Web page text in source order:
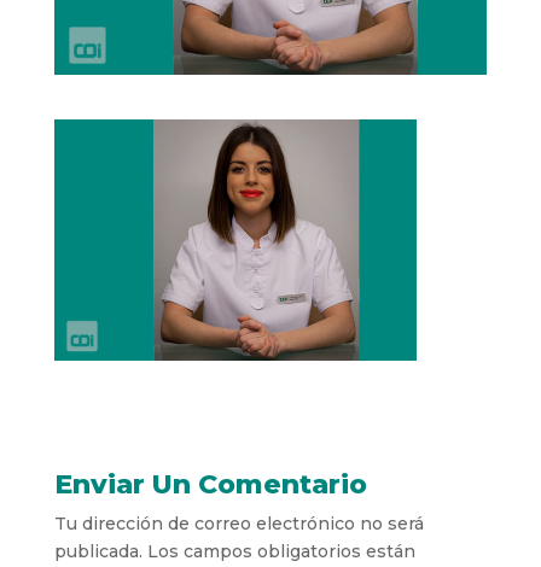
Enviar Un Comentario
Tu dirección de correo electrónico no será
publicada. Los campos obligatorios están